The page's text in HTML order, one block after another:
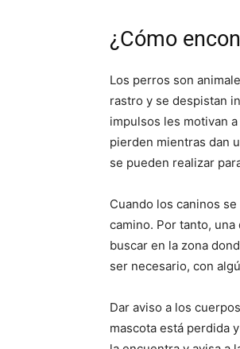
¿Cómo
Los perros son
rastro y se despistan
impulsos les motivan
pierden mientras dan
se pueden realizar
Cuando los caninos
camino. Por tanto,
buscar en la zona
ser necesario, con
Dar aviso a los
mascota está perdida